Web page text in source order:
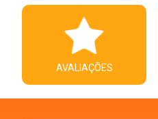
AVALIAÇÕES